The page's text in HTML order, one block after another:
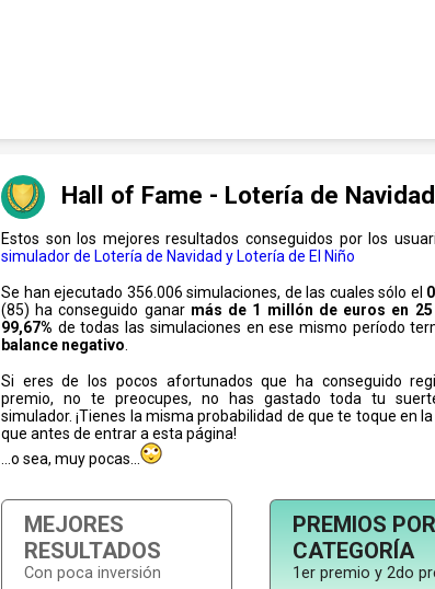
Hall of Fame - Lotería de
Estos son los mejores resultados conseguidos por los
simulador de Lotería de Navidad y Lotería de El Niño
Se han ejecutado 356.006 simulaciones, de las cuales sólo el
(85) ha conseguido ganar más de 1 millón de euros en 25
99,67% de todas las simulaciones en ese mismo período
balance negativo
Si eres de los pocos afortunados que ha conseguido
premio, no te preocupes, no has gastado toda tu
simulador. ¡Tienes la misma probabilidad de que te toque en la
que antes de entrar a esta página!
...o sea, muy pocas...
MEJORES
RESULTADOS
Con poca inversión
PREMIOS POR
CATEGORÍA
1er premio y 2do